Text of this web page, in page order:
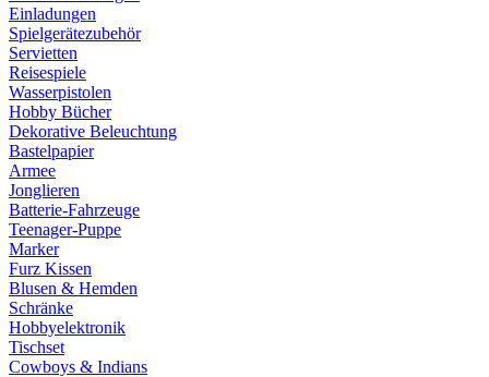
Einladungen
Spielgerätezubehör
Servietten
Reisespiele
Wasserpistolen
Hobby Bücher
Dekorative Beleuchtung
Bastelpapier
Armee
Jonglieren
Batterie-Fahrzeuge
Teenager-Puppe
Marker
Furz Kissen
Blusen & Hemden
Schränke
Hobbyelektronik
Tischset
Cowboys & Indians